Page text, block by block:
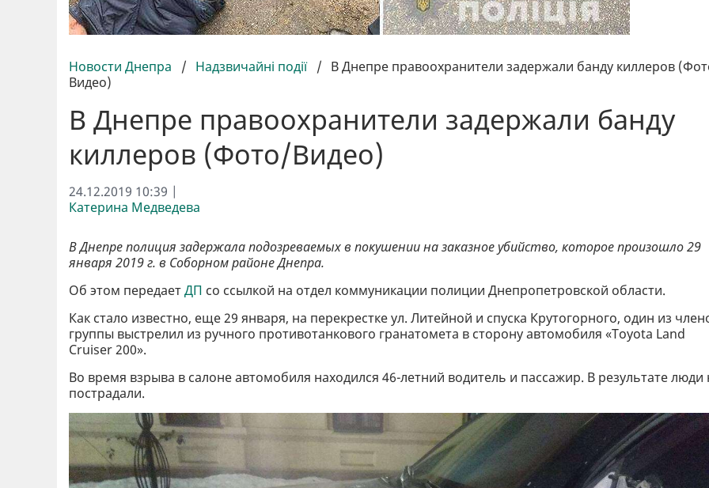
Новости Днепра / Надзвичайні події / В Днепре правоохранители задержали банду киллеров
Видео)
В Днепре правоохранители задержали банду
киллеров (Фото/Видео)
24.12.2019 10:39 |
Катерина Медведева
В Днепре полиция задержала подозреваемых в покушении на заказное убийство, которое произошло 29
января 2019 г. в Соборном районе Днепра.
Об этом передаетДП со ссылкой на отдел коммуникации полиции Днепропетровской области.
Как стало известно, еще 29 января, на перекрестке ул. Литейной и спуска Крутогорного, один из
группы выстрелил из ручного противотанкового гранатомета в сторону автомобиля «Toyota Land
Cruiser 200».
Во время взрыва в салоне автомобиля находился 46-летний водитель и пассажир. В результате люди
пострадали.